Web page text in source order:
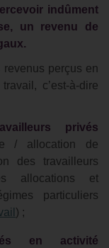
indûment
un revenu de
revenus perçus en
c’est-à-dire
privés
/ allocation de
des travailleurs
allocations et
particuliers
) ;
en activité